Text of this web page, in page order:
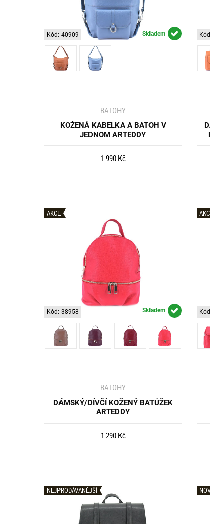
Kód: 40909 Skladem
BATOHY
KOŽENÁ KABELKA A BATOH V
JEDNOM ARTEDDY
1 990 Kč
AKCE
Kód: 38958 Skladem
BATOHY
DÁMSKÝ/DÍVČÍ KOŽENÝ BATŮŽEK
ARTEDDY
1 290 Kč
NEJPRODÁVANĚJŠÍ